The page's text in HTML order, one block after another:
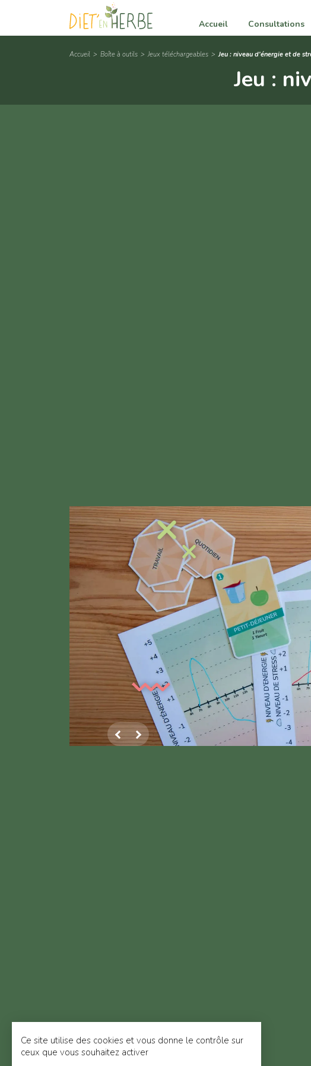
Accueil Consultations
Accueil Boîte à outils Jeux téléchargeables Jeu : niveau d'énergie et de
Jeu :
Panneau de gestion des cookies
Ce site utilise des cookies et vous donne le contrôle sur
ceux que vous souhaitez activer